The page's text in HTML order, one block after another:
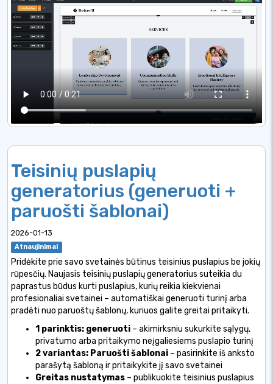
Teisinių puslapių
generatorius (generuoti +
paruošti šablonai)
2026-01-13
Atnaujinimai
Pridėkite prie savo svetainės būtinus teisinius puslapius be jokių
rūpesčių. Naujasis teisinių puslapių generatorius suteikia du
paprastus būdus kurti puslapius, kurių reikia kiekvienai
profesionaliai svetainei – automatiškai generuoti turinį arba
pradėti nuo paruoštų šablonų, kuriuos galite greitai pritaikyti.
1 parinktis: generuoti – akimirksniu sukurkite sąlygų,
privatumo arba pritaikymo neįgaliesiems puslapio turinį
2 variantas: Paruošti šablonai – pasirinkite iš anksto
parašytą šabloną ir pritaikykite jį savo svetainei
Greitas nustatymas – publikuokite teisinius puslapius